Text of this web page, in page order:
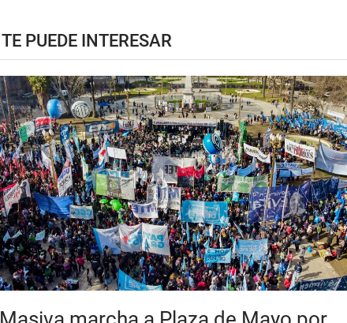
TE PUEDE INTERESAR